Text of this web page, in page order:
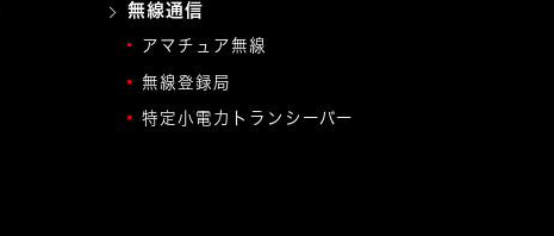
無線通信
アマチュア無線
無線登録局
特定小電力トランシーバー